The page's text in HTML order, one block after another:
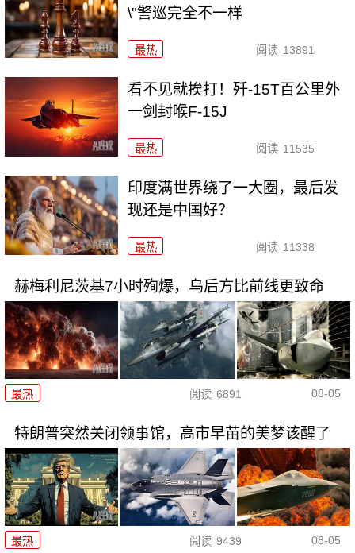
\"警巡完全不一样
最热 阅读 13891
看不见就挨打！歼-15T百公里外
一剑封喉F-15J
最热 阅读 11535
印度满世界绕了一大圈，最后发
现还是中国好？
最热 阅读 11338
赫梅利尼茨基7小时殉爆，乌后方比前线更致命
最热 阅读 6891 08-05
特朗普突然关闭领事馆，高市早苗的美梦该醒了
最热 阅读 9439 08-05